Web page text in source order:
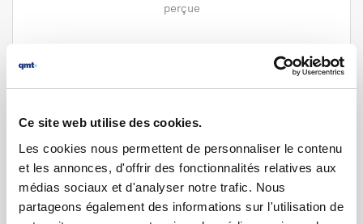
Ce site web utilise des cookies.
Les cookies nous permettent de personnaliser le contenu
et les annonces, d'offrir des fonctionnalités relatives aux
médias sociaux et d'analyser notre trafic. Nous
partageons également des informations sur l'utilisation de
perçue